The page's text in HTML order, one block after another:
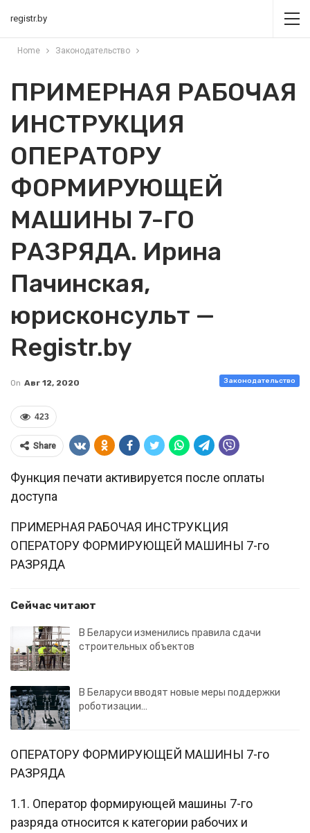
registr.by
Home Законодательство
ПРИМЕРНАЯ РАБОЧАЯ
ИНСТРУКЦИЯ
ОПЕРАТОРУ
ФОРМИРУЮЩЕЙ
МАШИНЫ 7-ГО
РАЗРЯДА. Ирина
Пачинская,
юрисконсульт —
Registr.by
Законодательство
On Авг 12, 2020
423
Share
Функция печати активируется после оплаты
доступа
ПРИМЕРНАЯ РАБОЧАЯ ИНСТРУКЦИЯ
ОПЕРАТОРУ ФОРМИРУЮЩЕЙ МАШИНЫ 7-го
РАЗРЯДА
Сейчас читают
В Беларуси изменились правила сдачи
строительных объектов
В Беларуси вводят новые меры поддержки
роботизации…
ОПЕРАТОРУ ФОРМИРУЮЩЕЙ МАШИНЫ 7-го
РАЗРЯДА
1.1. Оператор формирующей машины 7-го
разряда относится к категории рабочих и